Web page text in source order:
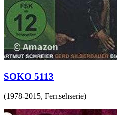
SOKO 5113
(1978-2015, Fernsehserie)